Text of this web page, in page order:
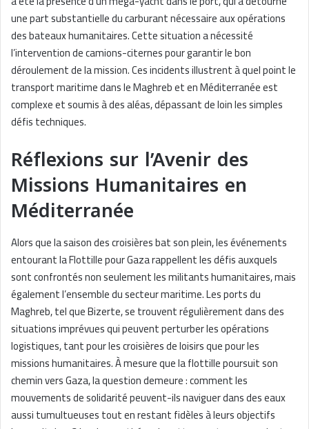
une part substantielle du carburant nécessaire aux opérations
des bateaux humanitaires. Cette situation a nécessité
l’intervention de camions-citernes pour garantir le bon
déroulement de la mission. Ces incidents illustrent à quel point le
transport maritime dans le Maghreb et en Méditerranée est
complexe et soumis à des aléas, dépassant de loin les simples
défis techniques.
Réflexions sur l’Avenir des
Missions Humanitaires en
Méditerranée
Alors que la saison des croisières bat son plein, les événements
entourant la Flottille pour Gaza rappellent les défis auxquels
sont confrontés non seulement les militants humanitaires, mais
également l’ensemble du secteur maritime. Les ports du
Maghreb, tel que Bizerte, se trouvent régulièrement dans des
situations imprévues qui peuvent perturber les opérations
logistiques, tant pour les croisières de loisirs que pour les
missions humanitaires. À mesure que la flottille poursuit son
chemin vers Gaza, la question demeure : comment les
mouvements de solidarité peuvent-ils naviguer dans des eaux
aussi tumultueuses tout en restant fidèles à leurs objectifs